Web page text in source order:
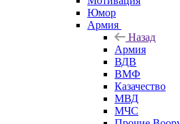
Юмор
Армия
Назад
Армия
ВДВ
ВМФ
Казачество
МВД
МЧС